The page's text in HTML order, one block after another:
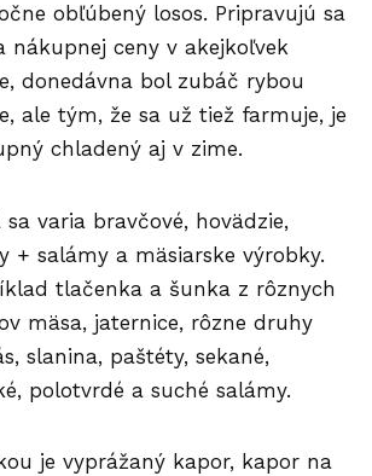
obľúbený losos. Pripravujú sa
nákupnej ceny v akejkoľvek
donedávna bol zubáč rybou
ale tým, že sa už tiež farmuje, je
chladený aj v zime.
sa varia bravčové, hovädzie,
+ salámy a mäsiarske výrobky.
tlačenka a šunka z rôznych
mäsa, jaternice, rôzne druhy
slanina, paštéty, sekané,
polotvrdé a suché salámy.
je vyprážaný kapor, kapor na